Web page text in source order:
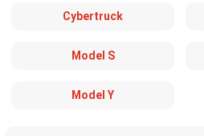
Cybertruck
Model S
Model Y